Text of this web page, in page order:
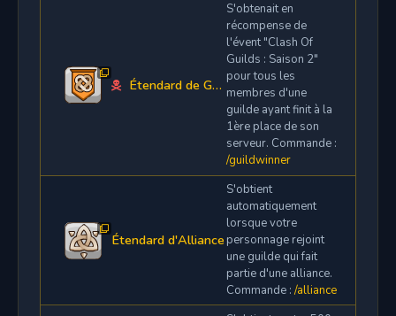
Étendard de Guilde victorieuse
S'obtenait en
récompense de
l'évent "Clash Of
Guilds : Saison 2"
pour tous les
membres d'une
guilde ayant finit à la
1ère place de son
serveur. Commande :
/guildwinner
Étendard d'Alliance
S'obtient
automatiquement
lorsque votre
personnage rejoint
une guilde qui fait
partie d'une alliance.
Commande : /alliance